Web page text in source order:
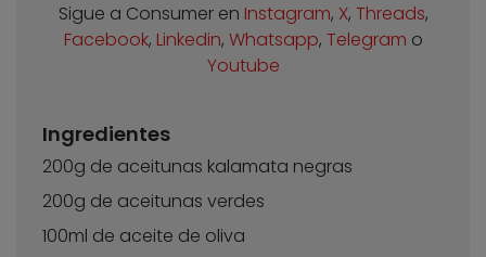
Sigue a Consumer en Instagram, X, Threads,
Facebook, Linkedin, Whatsapp, Telegram o
Youtube
Ingredientes
200g de aceitunas kalamata negras
200g de aceitunas verdes
100ml de aceite de oliva